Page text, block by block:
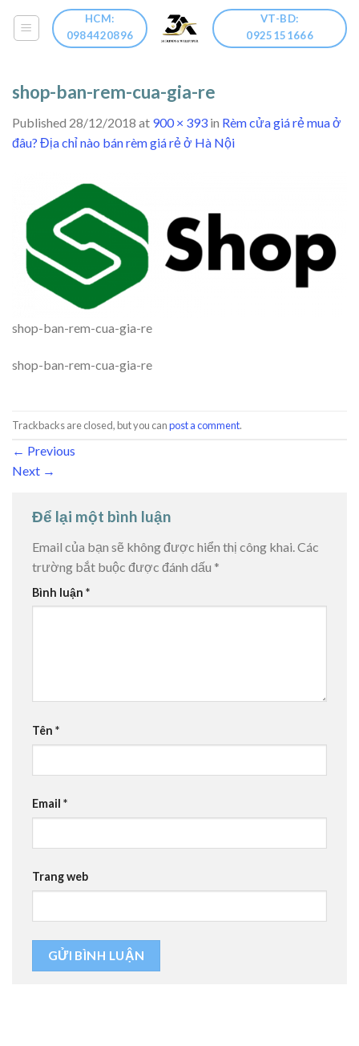
HCM:
0984420896
VT-BD:
0925151666
shop-ban-rem-cua-gia-re
Published 28/12/2018 at 900 × 393 in Rèm cửa giá rẻ mua ở
đâu? Địa chỉ nào bán rèm giá rẻ ở Hà Nội
shop-ban-rem-cua-gia-re
shop-ban-rem-cua-gia-re
Trackbacks are closed, but you canpost a comment.
← Previous
Next →
Để lại một bình luận
Email của bạn sẽ không được hiển thị công khai. Các
trường bắt buộc được đánh dấu *
Bình luận *
Tên *
Email *
Trang web